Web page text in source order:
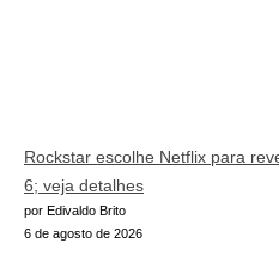
Rockstar escolhe Netflix para
6; veja detalhes
por Edivaldo Brito
6 de agosto de 2026